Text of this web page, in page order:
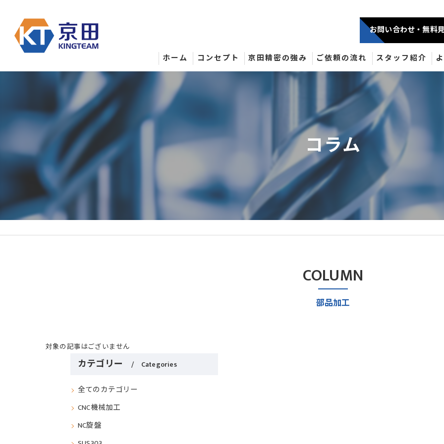
お問い合わせ・無料
ホーム コンセプト 京田精密の強み ご依頼の流れ スタッフ紹介
コラム
COLUMN
部品加工
対象の記事はございません
カテゴリー Categories
全てのカテゴリー
CNC機械加工
NC旋盤